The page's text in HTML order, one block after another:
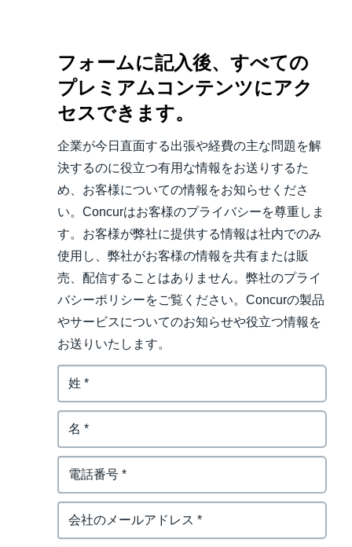
フォームに記入後、すべての
プレミアムコンテンツにアク
セスできます。
企業が今日直面する出張や経費の主な問題を解
決するのに役立つ有用な情報をお送りするた
め、お客様についての情報をお知らせくださ
い。Concurはお客様のプライバシーを尊重しま
す。お客様が弊社に提供する情報は社内でのみ
使用し、弊社がお客様の情報を共有または販
売、配信することはありません。弊社のプライ
バシーポリシーをご覧ください。Concurの製品
やサービスについてのお知らせや役立つ情報を
お送りいたします。